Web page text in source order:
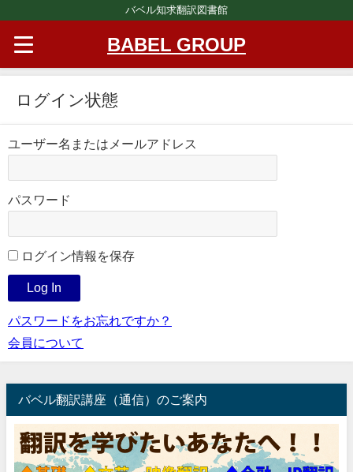
バベル知求翻訳図書館
BABEL GROUP
ログイン状態
ユーザー名またはメールアドレス
パスワード
ログイン情報を保存
パスワードをお忘れですか？
会員について
バベル翻訳講座（通信）のご案内